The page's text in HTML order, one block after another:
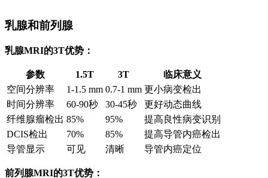
乳腺和前列腺
乳腺MRI的3T优势：
参数 1.5T 3T
临床意义
空间分辨率
1-1.5 mm 0.7-1 mm 更小病变检出
时间分辨率
60-90秒 30-45秒
更好动态曲线
纤维腺瘤检出 85% 95%
提高良性病变识别
DCIS检出
70% 85%
提高导管内癌检出
导管显示
可见 清晰 导管内癌定位
前列腺MRI的3T优势：